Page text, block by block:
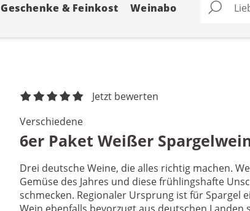
Geschenke & Feinkost Weinabo
Jetzt bewerten
Verschiedene
6er Paket Weißer
Drei deutsche Weine, die alles richtig machen.
Gemüse des Jahres und diese frühlingshafte
schmecken. Regionaler Ursprung ist für Spargel